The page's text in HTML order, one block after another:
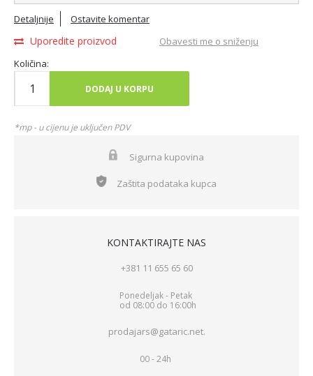
Detaljnije Ostavite komentar
Uporedite proizvod
Obavesti me o sniženju
Količina:
DODAJ U KORPU
*mp - u cijenu je uključen PDV
Sigurna kupovina
Zaštita podataka kupca
KONTAKTIRAJTE NAS
+381 11 655 65 60
Ponedeljak - Petak
od 08:00 do 16:00h
prodajars@gataric.net.
00 - 24h